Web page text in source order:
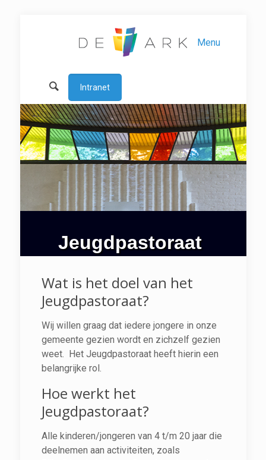
Menu
Intranet
Jeugdpastoraat
Wat is het doel van het
Jeugdpastoraat?
Wij willen graag dat iedere jongere in onze
gemeente gezien wordt en zichzelf gezien
weet. Het Jeugdpastoraat heeft hierin een
belangrijke rol.
Hoe werkt het
Jeugdpastoraat?
Alle kinderen/jongeren van 4 t/m 20 jaar die
deelnemen aan activiteiten, zoals